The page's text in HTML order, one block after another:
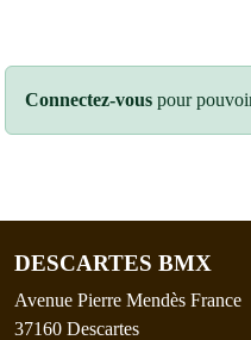
Connectez-vous pour
DESCARTES BMX
Avenue Pierre Mendès France
37160 Descartes